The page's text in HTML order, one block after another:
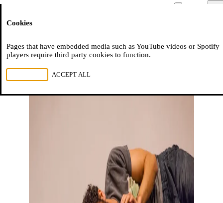
Cookies
Pages that have embedded media such as YouTube videos or Spotify
players require third party cookies to function.
ACCEPT ALL